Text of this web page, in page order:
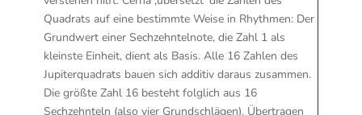
Quadrats auf eine bestimmte Weise in Rhythmen: Der
Grundwert einer Sechzehntelnote, die Zahl 1 als
kleinste Einheit, dient als Basis. Alle 16 Zahlen des
Jupiterquadrats bauen sich additiv daraus zusammen.
Die größte Zahl 16 besteht folglich aus 16
Sechzehnteln (also vier Grundschlägen). Übertragen